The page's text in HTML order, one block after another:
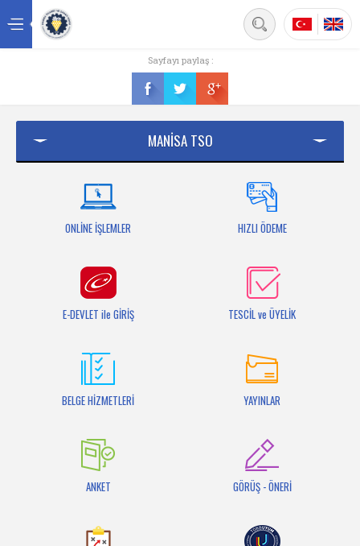
Üyelik
Bilgi Bankası
Sayfayı paylaş :
MANİSA TSO
ONLİNE İŞLEMLER HIZLI ÖDEME
E-DEVLET ile GİRİŞ TESCİL ve ÜYELİK
BELGE HİZMETLERİ YAYINLAR
ANKET GÖRÜŞ - ÖNERİ